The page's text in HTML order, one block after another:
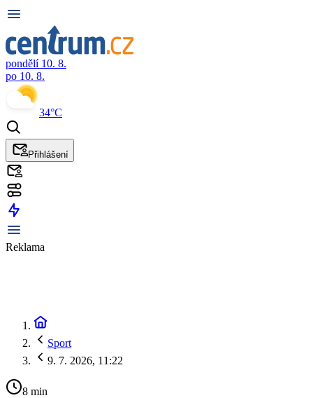
pondělí 10. 8.
po 10. 8.
34°C
Přihlášení
Reklama
Sport
9. 7. 2026, 11:22
8 min